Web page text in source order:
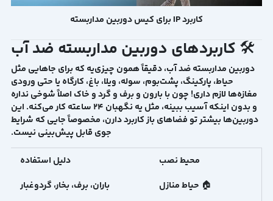
کاربرد IP برای کیس دوربین مداربسته
🛠 کاربردهای دوربین مداربسته ضد آب
دوربین مداربسته ضد آب، دقیقاً همون چیزی‌یه که برای جاهایی مثل
حیاط، پارکینگ، پشت‌بوم، سوله، ویلا، باغ، کارگاه یا حتی ورودی
مغازه‌ها لازم داری! چون با بارون و برف و گرد و خاک اصلاً شوخی نداره
و بدون اینکه آسیب ببینه، مثل یه نگهبان ۲۴ ساعته کار می‌کنه. این
دوربین‌ها بیشتر تو فضاهای باز کاربرد دارن، مخصوصاً جایی که شرایط
جوی قابل پیش‌بینی نیست.
محیط نصب
دلیل استفاده
🏠 حیاط منازل
باران، برف، بخار، گردوغبار